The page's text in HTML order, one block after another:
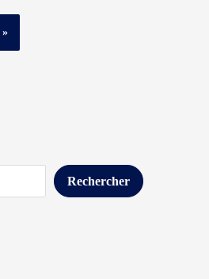
Rechercher